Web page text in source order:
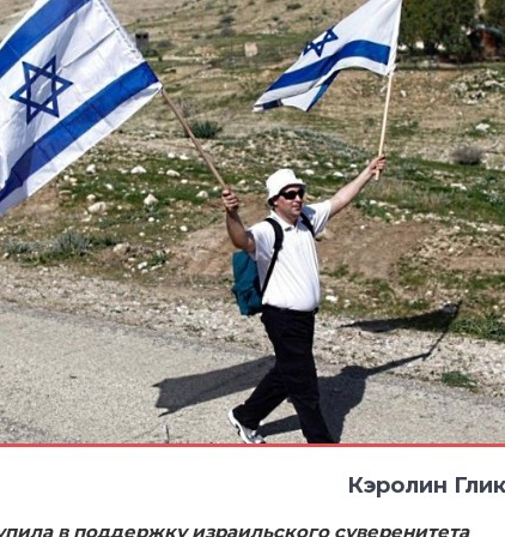
Кэролин Глик
в поддержку израильского суверенитета